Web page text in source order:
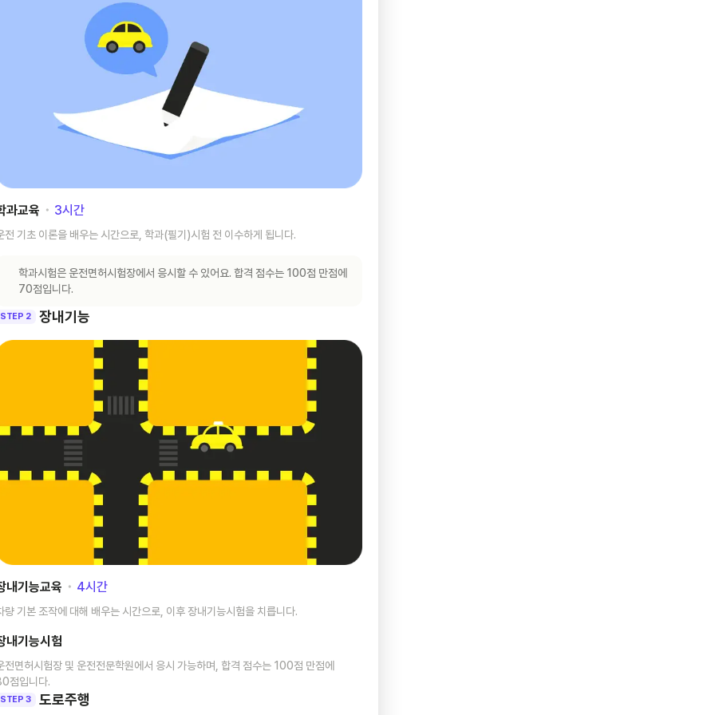
과교육 ･ 3시간
전 기초 이론을 배우는 시간으로, 학과(필기)시험 전 이수하게 됩니다.
학과시험은 운전면허시험장에서 응시할 수 있어요. 합격 점수는 100점 만점에
70점입니다.
STEP 2 장내기능
내기능교육 ･ 4시간
량 기본 조작에 대해 배우는 시간으로, 이후 장내기능시험을 치릅니다.
내기능시험
전면허시험장 및 운전전문학원에서 응시 가능하며, 합격 점수는 100점 만점에
점입니다.
STEP 3 도로주행